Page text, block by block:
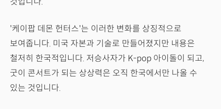
'케이팝 데몬 헌터스'는 이러한 변화를 상징적으로
보여줍니다. 미국 자본과 기술로 만들어졌지만 내용은
철저히 한국적입니다. 저승사자가 K-pop 아이돌이 되고,
굿이 콘서트가 되는 상상력은 오직 한국에서만 나올 수
있는 것입니다.